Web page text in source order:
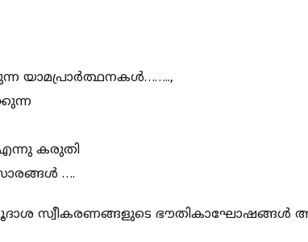
യാമപ്രാർത്ഥനകൾ……..,
എന്നു കരുതി
….
സ്വീകരണങ്ങളുടെ ഭൗതികാഘോഷങ്ങൾ